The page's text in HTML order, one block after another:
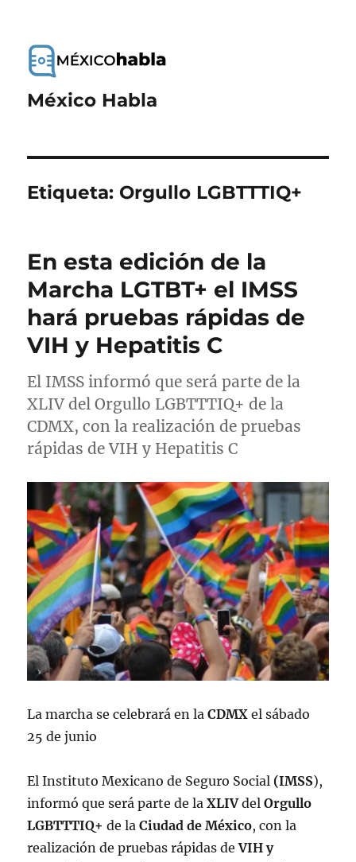
México Habla
Etiqueta: Orgullo LGBTTTIQ+
En esta edición de la
Marcha LGTBT+ el IMSS
hará pruebas rápidas de
VIH y Hepatitis C
El IMSS informó que será parte de la
XLIV del Orgullo LGBTTTIQ+ de la
CDMX, con la realización de pruebas
rápidas de VIH y Hepatitis C
La marcha se celebrará en laCDMX el sábado
25 de junio
El Instituto Mexicano de Seguro Social (IMSS),
informó que será parte de laXLIVdel Orgullo
LGBTTTIQ+ de laCiudad de México, con la
realización de pruebas rápidas de VIH y